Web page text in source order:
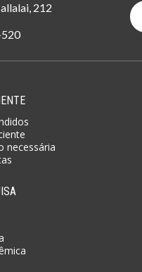
212
necessária